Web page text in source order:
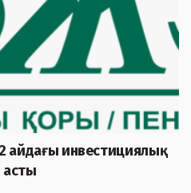
айдағы инвестициялық
асты